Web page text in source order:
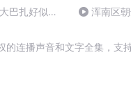
巴扎好似温
浑南区
连播声音和文字全集，支